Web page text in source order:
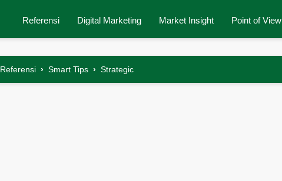
Referensi Digital Marketing Market Insight Point of View
Referensi › Smart Tips › Strategic